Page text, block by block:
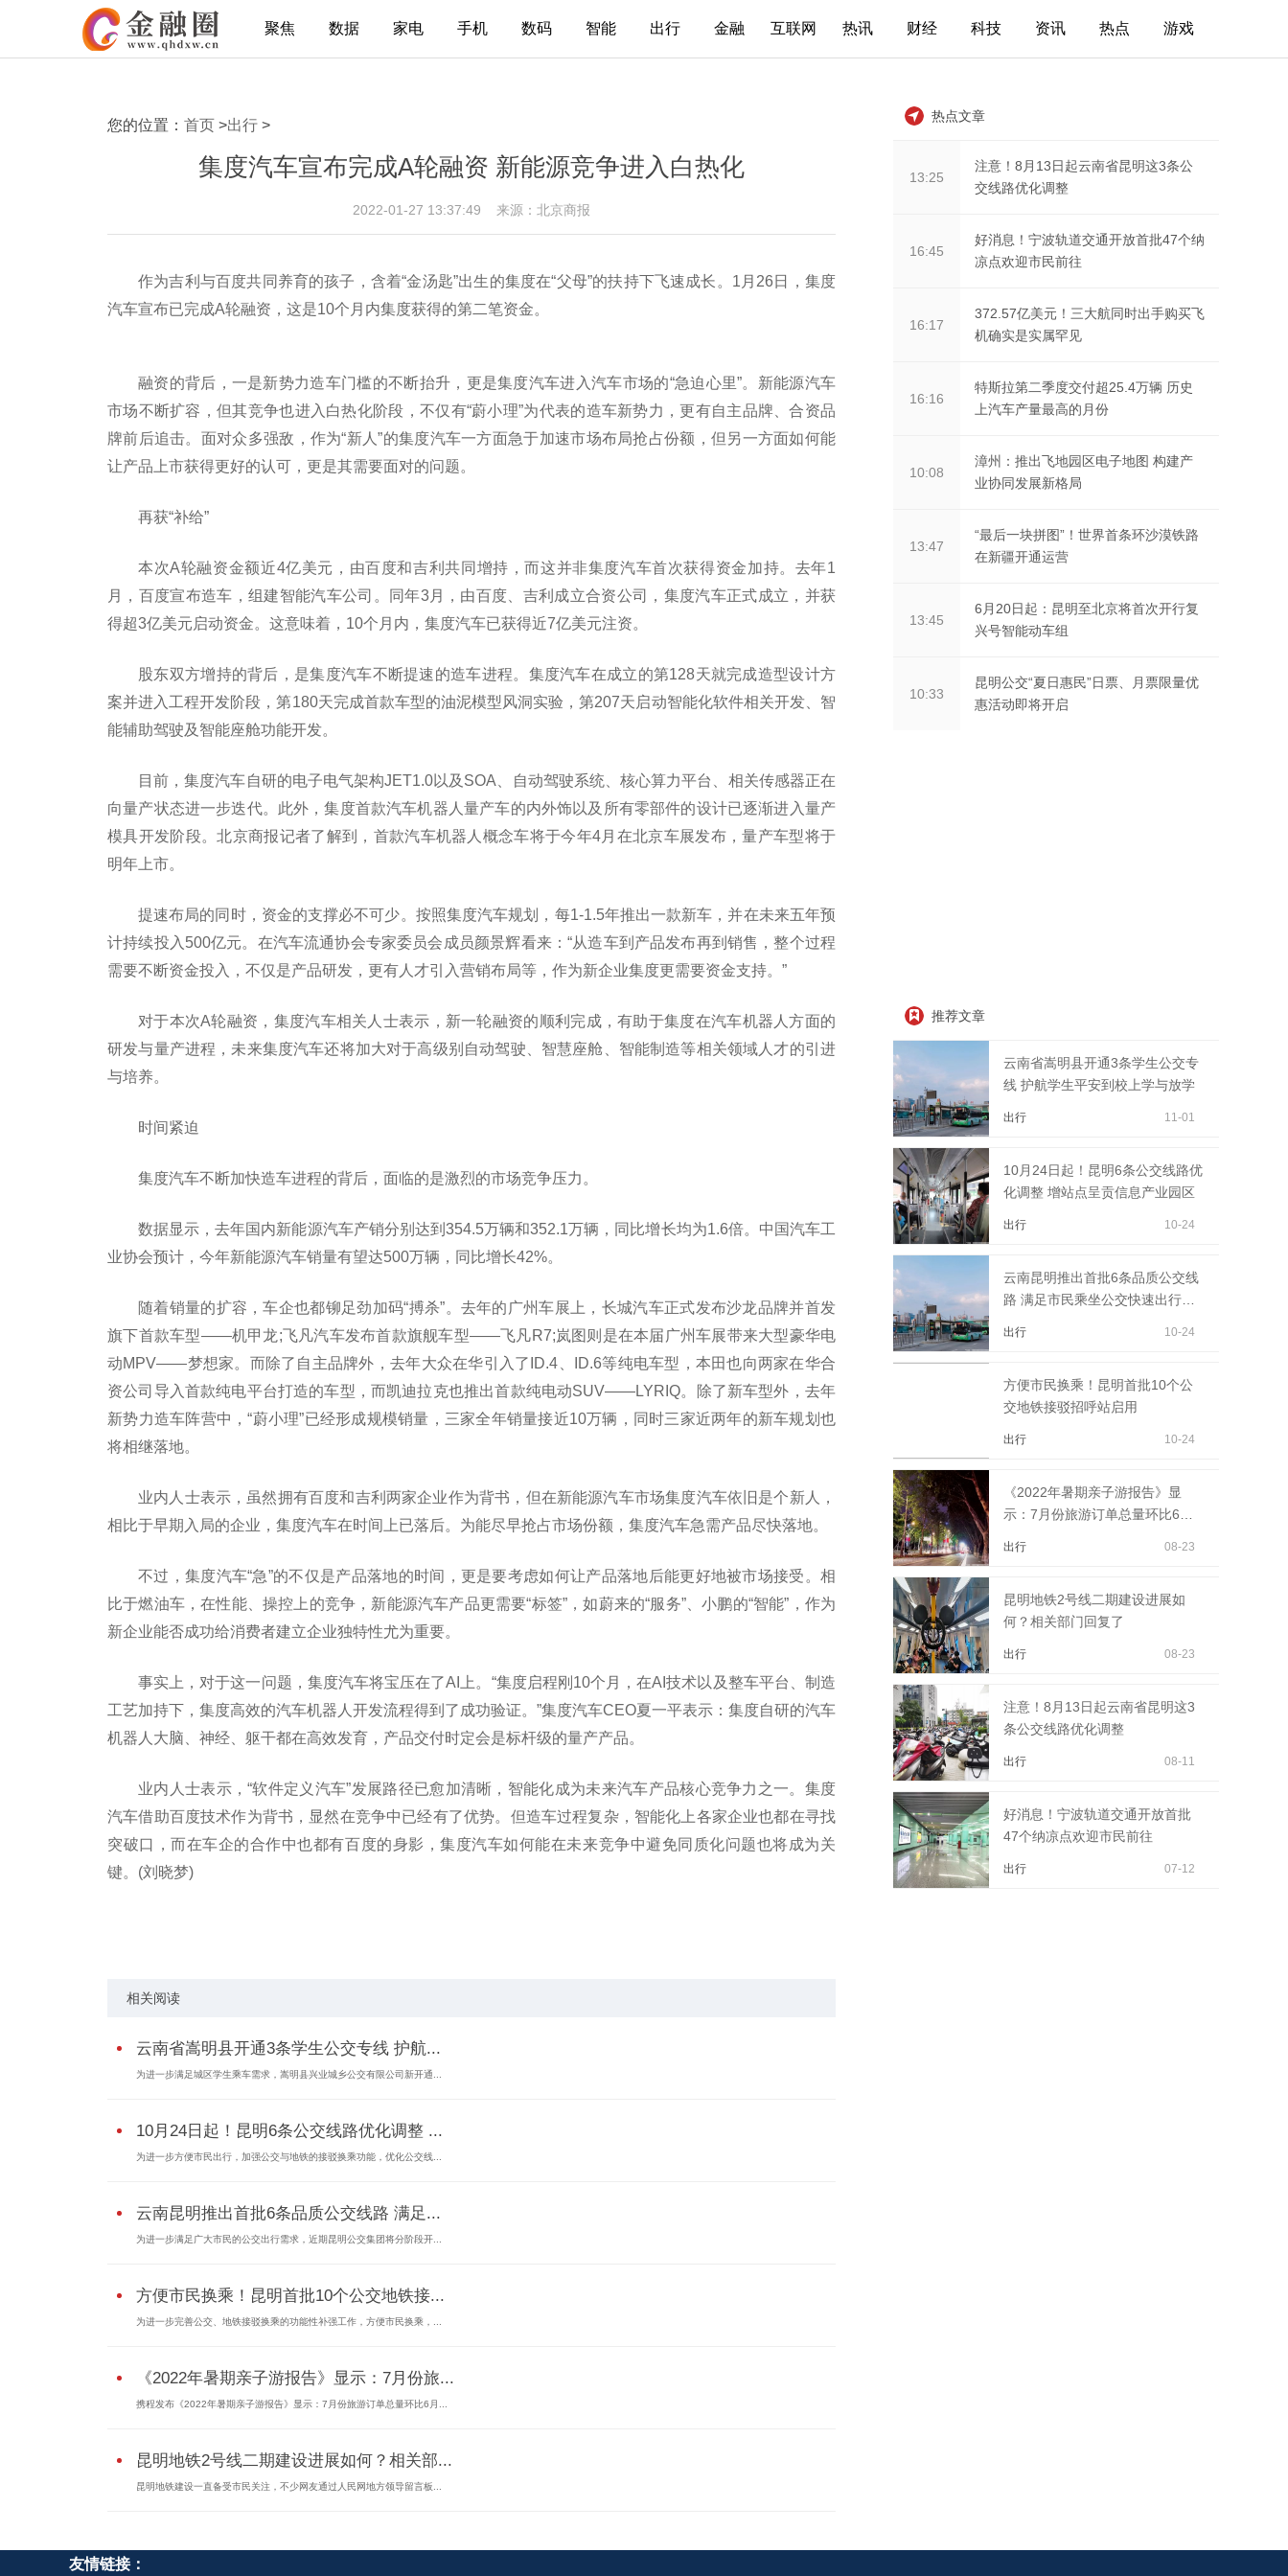
聚焦 数据 家电 手机 数码 智能 出行 金融 互联网 热讯 财经 科技 资讯 热点 游戏
您的位置： 首页 >出行 >
集度汽车宣布完成A轮融资 新能源竞争进入白热化
2022-01-27 13:37:49 来源：北京商报
作为吉利与百度共同养育的孩子，含着“金汤匙”出生的集度在“父母”的扶持下飞速成长。1月26日，集度
汽车宣布已完成A轮融资，这是10个月内集度获得的第二笔资金。
融资的背后，一是新势力造车门槛的不断抬升，更是集度汽车进入汽车市场的“急迫心里”。新能源汽车
市场不断扩容，但其竞争也进入白热化阶段，不仅有“蔚小理”为代表的造车新势力，更有自主品牌、合资品
牌前后追击。面对众多强敌，作为“新人”的集度汽车一方面急于加速市场布局抢占份额，但另一方面如何能
让产品上市获得更好的认可，更是其需要面对的问题。
再获“补给”
本次A轮融资金额近4亿美元，由百度和吉利共同增持，而这并非集度汽车首次获得资金加持。去年1
月，百度宣布造车，组建智能汽车公司。同年3月，由百度、吉利成立合资公司，集度汽车正式成立，并获
得超3亿美元启动资金。这意味着，10个月内，集度汽车已获得近7亿美元注资。
股东双方增持的背后，是集度汽车不断提速的造车进程。集度汽车在成立的第128天就完成造型设计方
案并进入工程开发阶段，第180天完成首款车型的油泥模型风洞实验，第207天启动智能化软件相关开发、智
能辅助驾驶及智能座舱功能开发。
目前，集度汽车自研的电子电气架构JET1.0以及SOA、自动驾驶系统、核心算力平台、相关传感器正在
向量产状态进一步迭代。此外，集度首款汽车机器人量产车的内外饰以及所有零部件的设计已逐渐进入量产
模具开发阶段。北京商报记者了解到，首款汽车机器人概念车将于今年4月在北京车展发布，量产车型将于
明年上市。
提速布局的同时，资金的支撑必不可少。按照集度汽车规划，每1-1.5年推出一款新车，并在未来五年预
计持续投入500亿元。在汽车流通协会专家委员会成员颜景辉看来：“从造车到产品发布再到销售，整个过程
需要不断资金投入，不仅是产品研发，更有人才引入营销布局等，作为新企业集度更需要资金支持。”
对于本次A轮融资，集度汽车相关人士表示，新一轮融资的顺利完成，有助于集度在汽车机器人方面的
研发与量产进程，未来集度汽车还将加大对于高级别自动驾驶、智慧座舱、智能制造等相关领域人才的引进
与培养。
时间紧迫
集度汽车不断加快造车进程的背后，面临的是激烈的市场竞争压力。
数据显示，去年国内新能源汽车产销分别达到354.5万辆和352.1万辆，同比增长均为1.6倍。中国汽车工
业协会预计，今年新能源汽车销量有望达500万辆，同比增长42%。
随着销量的扩容，车企也都铆足劲加码“搏杀”。去年的广州车展上，长城汽车正式发布沙龙品牌并首发
旗下首款车型——机甲龙;飞凡汽车发布首款旗舰车型——飞凡R7;岚图则是在本届广州车展带来大型豪华电
动MPV——梦想家。而除了自主品牌外，去年大众在华引入了ID.4、ID.6等纯电车型，本田也向两家在华合
资公司导入首款纯电平台打造的车型，而凯迪拉克也推出首款纯电动SUV——LYRIQ。除了新车型外，去年
新势力造车阵营中，“蔚小理”已经形成规模销量，三家全年销量接近10万辆，同时三家近两年的新车规划也
将相继落地。
业内人士表示，虽然拥有百度和吉利两家企业作为背书，但在新能源汽车市场集度汽车依旧是个新人，
相比于早期入局的企业，集度汽车在时间上已落后。为能尽早抢占市场份额，集度汽车急需产品尽快落地。
不过，集度汽车“急”的不仅是产品落地的时间，更是要考虑如何让产品落地后能更好地被市场接受。相
比于燃油车，在性能、操控上的竞争，新能源汽车产品更需要“标签”，如蔚来的“服务”、小鹏的“智能”，作为
新企业能否成功给消费者建立企业独特性尤为重要。
事实上，对于这一问题，集度汽车将宝压在了AI上。“集度启程刚10个月，在AI技术以及整车平台、制造
工艺加持下，集度高效的汽车机器人开发流程得到了成功验证。”集度汽车CEO夏一平表示：集度自研的汽车
机器人大脑、神经、躯干都在高效发育，产品交付时定会是标杆级的量产产品。
业内人士表示，“软件定义汽车”发展路径已愈加清晰，智能化成为未来汽车产品核心竞争力之一。集度
汽车借助百度技术作为背书，显然在竞争中已经有了优势。但造车过程复杂，智能化上各家企业也都在寻找
突破口，而在车企的合作中也都有百度的身影，集度汽车如何能在未来竞争中避免同质化问题也将成为关
键。(刘晓梦)
相关阅读
云南省嵩明县开通3条学生公交专线 护航...
为进一步满足城区学生乘车需求，嵩明县兴业城乡公交有限公司新开通...
10月24日起！昆明6条公交线路优化调整 ...
为进一步方便市民出行，加强公交与地铁的接驳换乘功能，优化公交线...
云南昆明推出首批6条品质公交线路 满足...
为进一步满足广大市民的公交出行需求，近期昆明公交集团将分阶段开...
方便市民换乘！昆明首批10个公交地铁接...
为进一步完善公交、地铁接驳换乘的功能性补强工作，方便市民换乘，...
《2022年暑期亲子游报告》显示：7月份旅...
携程发布《2022年暑期亲子游报告》显示：7月份旅游订单总量环比6月...
昆明地铁2号线二期建设进展如何？相关部...
昆明地铁建设一直备受市民关注，不少网友通过人民网地方领导留言板...
热点文章
13:25
注意！8月13日起云南省昆明这3条公
交线路优化调整
16:45
好消息！宁波轨道交通开放首批47个纳
凉点欢迎市民前往
16:17
372.57亿美元！三大航同时出手购买飞
机确实是实属罕见
16:16
特斯拉第二季度交付超25.4万辆 历史
上汽车产量最高的月份
10:08
漳州：推出飞地园区电子地图 构建产
业协同发展新格局
13:47
“最后一块拼图”！世界首条环沙漠铁路
在新疆开通运营
13:45
6月20日起：昆明至北京将首次开行复
兴号智能动车组
10:33
昆明公交“夏日惠民”日票、月票限量优
惠活动即将开启
推荐文章
云南省嵩明县开通3条学生公交专
线 护航学生平安到校上学与放学
出行 11-01
10月24日起！昆明6条公交线路优
化调整 增站点呈贡信息产业园区
出行 10-24
云南昆明推出首批6条品质公交线
路 满足市民乘坐公交快速出行需
出行 10-24
方便市民换乘！昆明首批10个公
交地铁接驳招呼站启用
出行 10-24
《2022年暑期亲子游报告》显
示：7月份旅游订单总量环比6月
出行 08-23
昆明地铁2号线二期建设进展如
何？相关部门回复了
出行 08-23
注意！8月13日起云南省昆明这3
条公交线路优化调整
出行 08-11
好消息！宁波轨道交通开放首批
47个纳凉点欢迎市民前往
出行 07-12
友情链接：